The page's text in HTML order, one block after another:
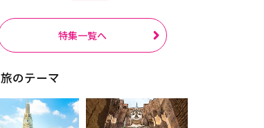
特集一覧へ
旅のテーマ